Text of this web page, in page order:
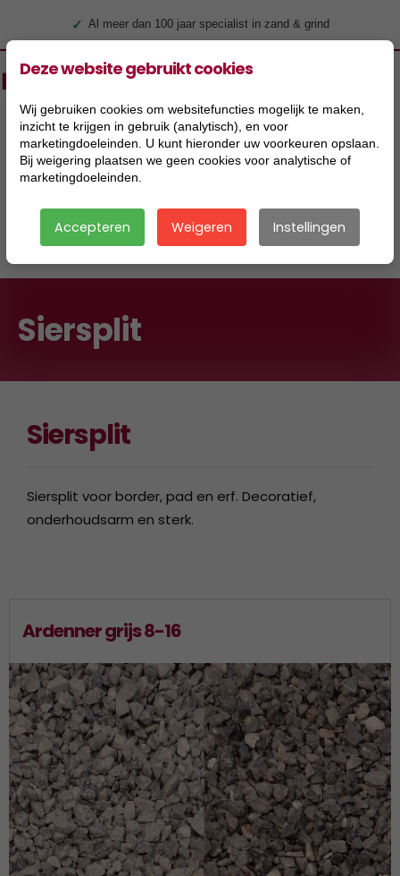
✓ Levering door heel Nederland
|
Siersplit
Siersplit
Siersplit voor border, pad en erf. Decoratief,
onderhoudsarm en sterk.
Ardenner grijs 8-16
Deze website gebruikt cookies
Wij gebruiken cookies om websitefuncties mogelijk te maken,
inzicht te krijgen in gebruik (analytisch), en voor
marketingdoeleinden. U kunt hieronder uw voorkeuren opslaan.
Bij weigering plaatsen we geen cookies voor analytische of
marketingdoeleinden.
Accepteren Weigeren Instellingen